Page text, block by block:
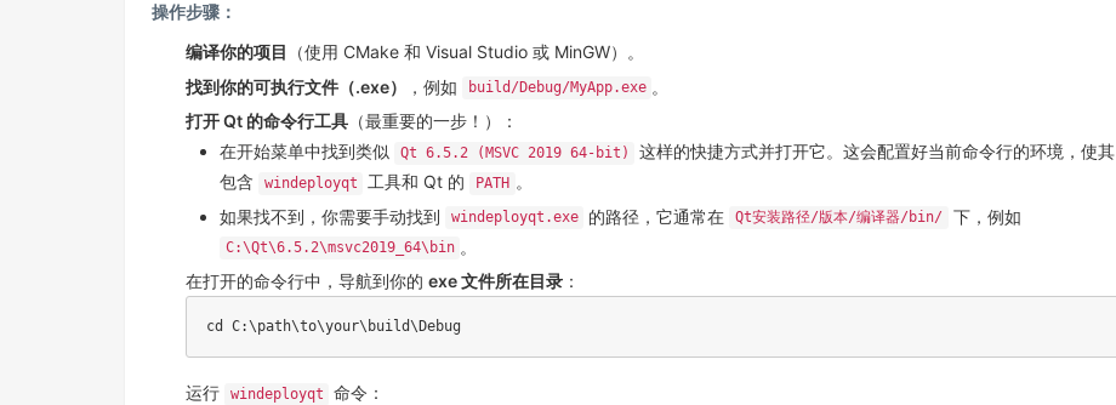
操作步骤：
编译你的项目
（使用 CMake 和 Visual Studio 或 MinGW）。
找到你的可执行文件（.exe）
，例如 build/Debug/MyApp.exe 。
打开 Qt 的命令行工具 （最重要的一步！）：
在开始菜单中找到类似
Qt 6.5.2 (MSVC 2019 64-bit)
这样的快捷方式并打开它。这会配置好当前命令行的环境，使其
包含
windeployqt 工具和 Qt 的 PATH 。
如果找不到，你需要手动找到
windeployqt.exe 的路径，它通常在 Qt安装路径/版本/编译器/bin/ 下，例如
C:\Qt\6.5.2\msvc2019_64\bin 。
在打开的命令行中，导航到你的 exe 文件所在目录 ：
cd C:\path\to\your\ build\
运行 windeployqt 命令：